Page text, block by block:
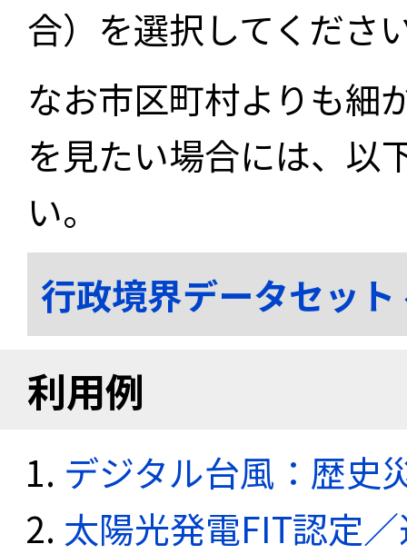
合）を選択してくださ
なお市区町村よりも細
を見たい場合には、以
い。
行政境界データセッ
利用例
デジタル台風：歴史
太陽光発電FIT認定